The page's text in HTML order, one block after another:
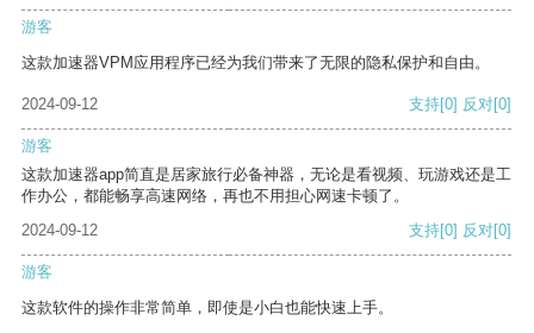
游客
这款加速器VPM应用程序已经为我们带来了无限的隐私保护和自由。
2024-09-12 支持[0] 反对[0]
游客
这款加速器app简直是居家旅行必备神器，无论是看视频、玩游戏还是工
作办公，都能畅享高速网络，再也不用担心网速卡顿了。
2024-09-12
支持[0] 反对[0]
游客
这款软件的操作非常简单，即使是小白也能快速上手。